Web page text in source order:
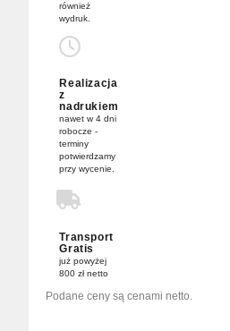
również
wydruk.
Realizacja
z
nadrukiem
nawet w 4 dni
robocze -
terminy
potwierdzamy
przy wycenie.
Transport
Gratis
już powyżej
800 zł netto
Podane ceny są cenami netto.